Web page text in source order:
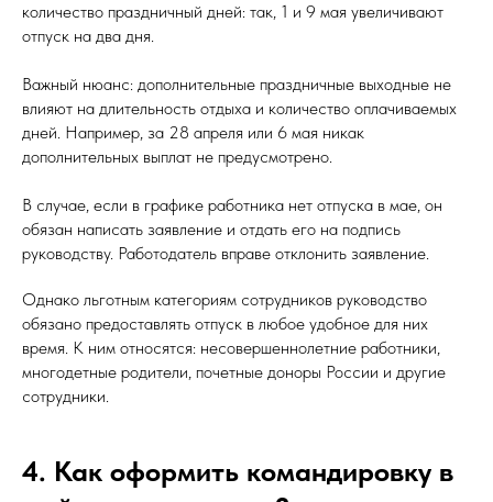
количество праздничный дней: так, 1 и 9 мая увеличивают
отпуск на два дня.
Важный нюанс: дополнительные праздничные выходные не
влияют на длительность отдыха и количество оплачиваемых
дней. Например, за 28 апреля или 6 мая никак
дополнительных выплат не предусмотрено.
В случае, если в графике работника нет отпуска в мае, он
обязан написать заявление и отдать его на подпись
руководству. Работодатель вправе отклонить заявление.
Однако льготным категориям сотрудников руководство
обязано предоставлять отпуск в любое удобное для них
время. К ним относятся: несовершеннолетние работники,
многодетные родители, почетные доноры России и другие
сотрудники.
4. Как оформить командировку в